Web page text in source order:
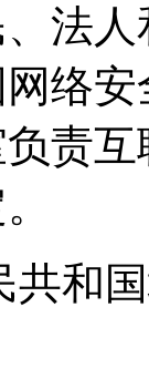
法
网络
责
共和